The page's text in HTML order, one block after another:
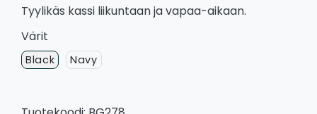
Tyylikäs kassi liikuntaan ja vapaa-aikaan.
Värit
Black Navy